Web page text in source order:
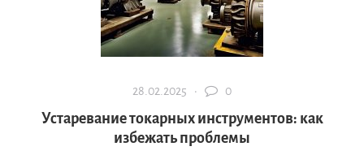
28.02.2025 · 0
Устаревание токарных инструментов: как
избежать проблемы